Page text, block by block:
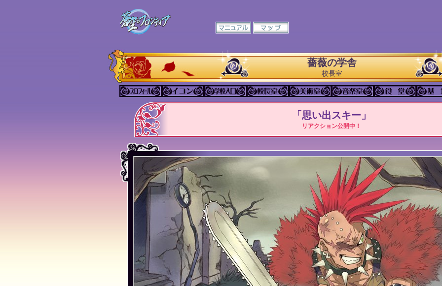
薔薇の学舎
校長室
「思い出スキー」
リアクション公開中！